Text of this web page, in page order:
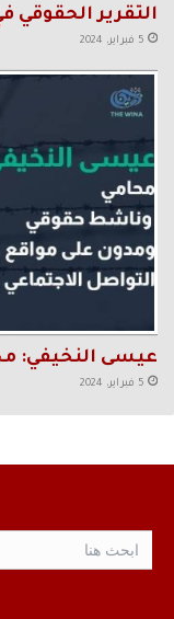
التقرير الحقوقي في
5 فبراير، 2024
عيسى النخيفي:
5 فبراير، 2024
Search